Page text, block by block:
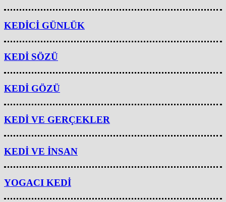
KEDİCİ GÜNLÜK
KEDİ SÖZÜ
KEDİ GÖZÜ
KEDİ VE GERÇEKLER
KEDİ VE İNSAN
YOGACI KEDİ